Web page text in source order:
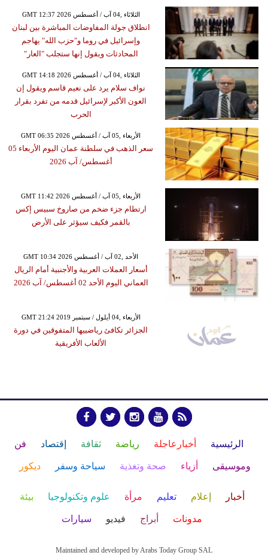
GMT 12:37 2026 الثلاثاء ,04 آب / أغسطس
انطلاق جولة المفاوضات المباشرة بين لبنان
وإسرائيل في روما و"حزب الله" يهاجم
المحادثات ويقول إنها ستجلب "العار"
GMT 14:18 2026 الثلاثاء ,04 آب / أغسطس
نواف سلام يرد على نعيم قاسم ويقول إن
العون الأكبر لإسرائيل قدمه من تفرد بقرار
الحرب
GMT 06:35 2026 الأربعاء ,05 آب / أغسطس
سعر الذهب في سلطنة عمان اليوم الأربعاء 05
أغسطس/ آب 2026
GMT 11:42 2026 الأربعاء ,05 آب / أغسطس
ارتطام جزء ضخم من صاروخ سبيس إكس
بالقمر فكيف سيؤثر على الأرض
GMT 10:34 2026 الأحد ,02 آب / أغسطس
أسعار العملات العربية والأجنبية أمام الريال
العماني اليوم الأحد 02 أغسطس/ آب 2026
GMT 21:24 2019 الأربعاء ,04 أيلول / سبتمبر
الجزائر تكافئ رياضييها المتفوقين في دورة
الألعاب الأفريقية
الرئيسية أخبارعاجلة رياضة ثقافة إقتصاد فن
وموسيقى أزياء صحة وتغذية سياحة وسفر ديكور
أخبار إعلام تعليم مرأة علوم وتكنولوجيا بيئة
مدونات أبراج فيديو سيارات
Maintained and developed by Arabs Today Group SAL